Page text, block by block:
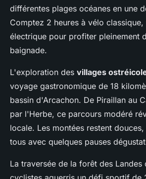
différentes plages océanes en une
Comptez 2 heures à vélo classique,
électrique pour profiter pleinement
baignade.
L'exploration des villages
voyage gastronomique de 18
bassin d'Arcachon. De Piraillan au
par l'Herbe, ce parcours modéré
locale. Les montées restent
tous avec quelques pauses
La traversée de la forêt des Landes